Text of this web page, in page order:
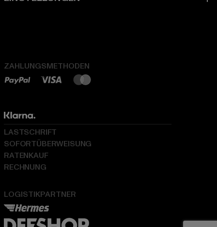
ZAHLUNGSMETHODEN
LOGISTIKPARTNER
LASTSCHRIFT
SOFORTÜBERWEISUNG
RATENKAUF
RECHNUNG